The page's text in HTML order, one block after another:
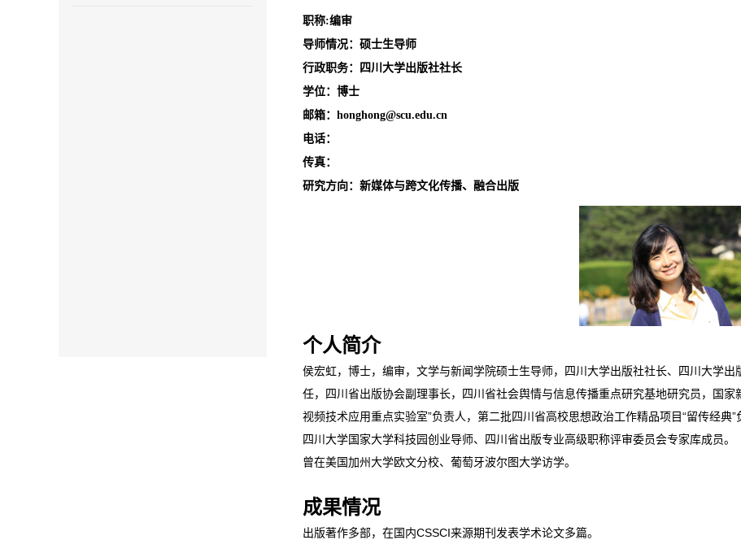
职称:编审
导师情况：硕士生导师
行政职务：四川大学出版社社长
学位：博士
邮箱： honghong@scu.edu.cn
电话：
传真：
研究方向：新媒体与跨文化传播、融合出版
个人简介
侯宏虹，博士，编审，文学与新闻学院硕士生导师，四川大学出版社社长、四川大学
任，四川省出版协会副理事长，四川省社会舆情与信息传播重点研究基地研究员，国
视频技术应用重点实验室”负责人，第二批四川省高校思想政治工作精品项目“留传经典”
四川大学国家大学科技园创业导师、四川省出版专业高级职称评审委员会专家库成员。
曾在美国加州大学欧文分校、葡萄牙波尔图大学访学。
成果情况
出版著作多部，在国内CSSCI来源期刊发表学术论文多篇。